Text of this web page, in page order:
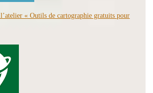
l’atelier « Outils de cartographie gratuits pour